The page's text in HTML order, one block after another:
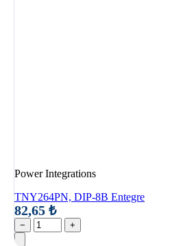
Power Integrations
TNY264PN, DIP-8B Entegre
82,65 ₺
− +